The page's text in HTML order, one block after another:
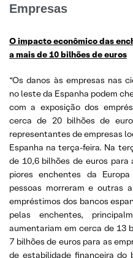
Empresas
O impacto econômico das
a mais de 10 bilhões de euros
“Os danos às empresas nas
no leste da Espanha podem
com a exposição dos
cerca de 20 bilhões de
representantes de empresas
Espanha na terça-feira. Na
de 10,6 bilhões de euros
piores enchentes da
pessoas morreram e outras
empréstimos dos bancos
pelas enchentes,
aumentariam em cerca de 13
7 bilhões de euros para as
de estabilidade financeira